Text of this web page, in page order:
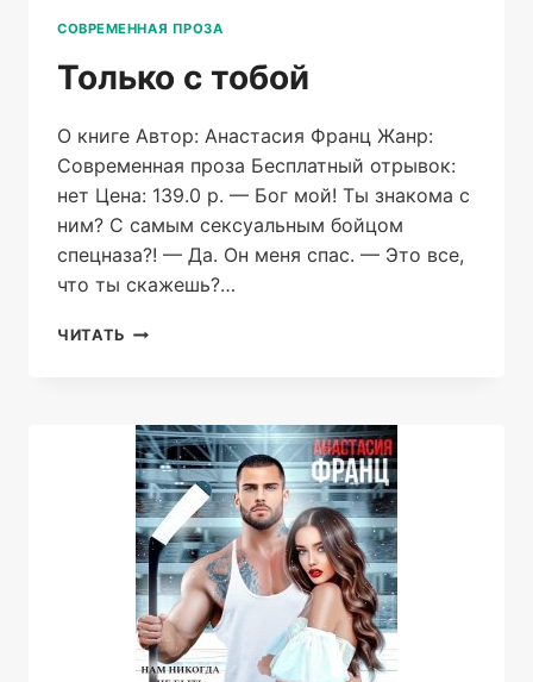
СОВРЕМЕННАЯ ПРОЗА
Только с тобой
О книге Автор: Анастасия Франц Жанр:
Современная проза Бесплатный отрывок:
нет Цена: 139.0 р. — Бог мой! Ты знакома с
ним? С самым сексуальным бойцом
спецназа?! — Да. Он меня спас. — Это все,
что ты скажешь?…
ЧИТАТЬ ТОЛЬКО